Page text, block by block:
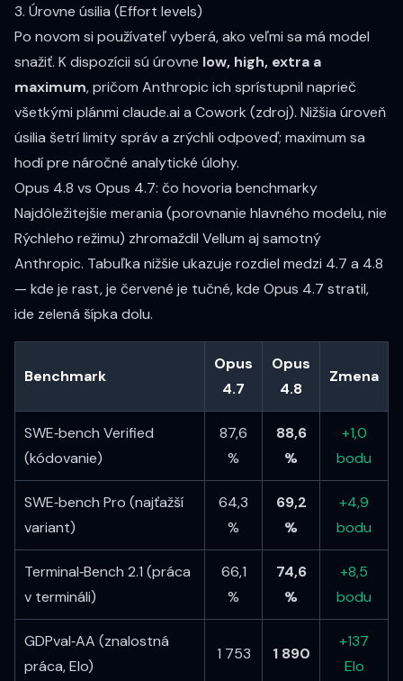
3. Úrovne úsilia (Effort levels)
Po novom si používateľ vyberá, ako veľmi sa má model
snažiť. K dispozícii sú úrovne low, high, extra a
maximum, pričom Anthropic ich sprístupnil naprieč
všetkými plánmi claude.ai a Cowork (zdroj). Nižšia úroveň
úsilia šetrí limity správ a zrýchli odpoveď; maximum sa
hodí pre náročné analytické úlohy.
Opus 4.8 vs Opus 4.7: čo hovoria benchmarky
Najdôležitejšie merania (porovnanie hlavného modelu, nie
Rýchleho režimu) zhromaždil Vellum aj samotný
Anthropic. Tabuľka nižšie ukazuje rozdiel medzi 4.7 a 4.8
— kde je rast, je červené je tučné, kde Opus 4.7 stratil,
ide zelená šípka dolu.
Benchmark
Opus
4.7
Opus
4.8
Zmena
SWE‑bench Verified
(kódovanie)
87,6
%
88,6
%
+1,0
bodu
SWE‑bench Pro (najťažší
variant)
64,3
%
69,2
%
+4,9
bodu
Terminal‑Bench 2.1 (práca
v termináli)
66,1
%
74,6
%
+8,5
bodu
GDPval‑AA (znalostná
práca, Elo)
1 753 1 890
+137
Elo